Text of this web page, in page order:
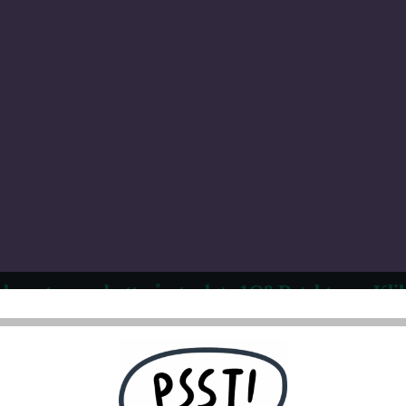
kvantumsrabatt på utvalgte 1Q8 Detektorer.